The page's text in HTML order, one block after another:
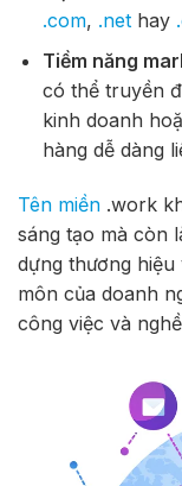
.com, .nethay
Tiềm năng
có thể truyền
kinh doanh
hàng dễ dàng
Tên miền .work
sáng tạo mà còn
dựng thương
môn của doanh
công việc và